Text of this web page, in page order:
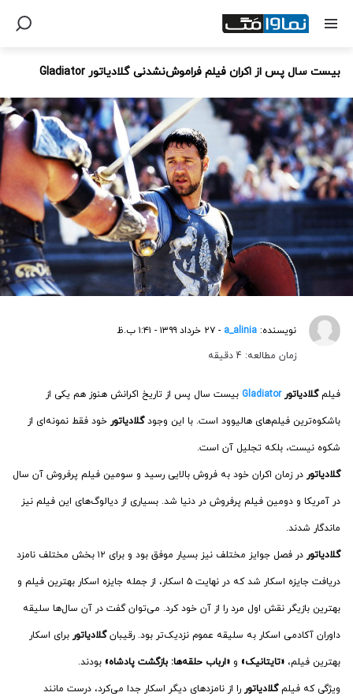
بیست سال پس از اکران فیلم فراموش‌نشدنی گلادیاتور Gladiator
نویسنده: a_alinia - ۲۷ خرداد ۱۳۹۹ - ۱:۴۱ ب.ظ
زمان مطالعه: 4 دقیقه
فیلمگلادیاتور Gladiator بیست سال پس از تاریخ اکرانش هنوز هم یکی از
باشکوه‌ترین فیلم‌های هالیوود است. با این وجودگلادیاتور خود فقط نمونه‌ای از
شکوه نیست، بلکه تجلیل آن است.
گلادیاتور در زمان اکران خود به فروش بالایی رسید و سومین فیلم پرفروش آن سال
در آمریکا و دومین فیلم پرفروش در دنیا شد. بسیاری از دیالوگ‌های این فیلم نیز
ماندگار شدند.
گلادیاتور در فصل جوایز مختلف نیز بسیار موفق بود و برای ۱۲ بخش مختلف نامزد
دریافت جایزه اسکار شد که در نهایت ۵ اسکار،‌ از جمله جایزه اسکار بهترین فیلم و
بهترین بازیگر نقش اول مرد را از آن خود کرد. می‌توان گفت در آن سال‌ها سلیقه
داوران آکادمی اسکار به سلیقه عموم نزدیک‌تر بود. رقیبانگلادیاتور برای اسکار
بهترین فیلم، «تایتانیک» و «ارباب حلقه‌ها: بازگشت پادشاه» بودند.
ویژگی که فیلمگلادیاتور ‌ را از نامزدهای دیگر اسکار جدا می‌کرد، درست مانند